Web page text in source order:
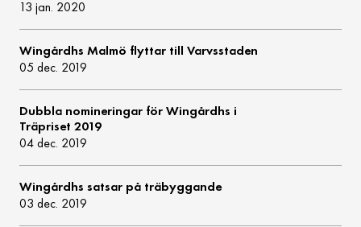
13 jan. 2020
Wingårdhs Malmö flyttar till Varvsstaden
05 dec. 2019
Dubbla nomineringar för Wingårdhs i
Träpriset 2019
04 dec. 2019
Wingårdhs satsar på träbyggande
03 dec. 2019